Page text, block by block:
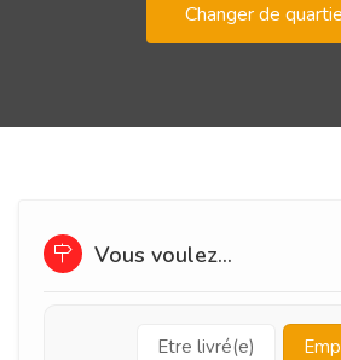
Changer de
Vous voulez...
Etre livré(e)